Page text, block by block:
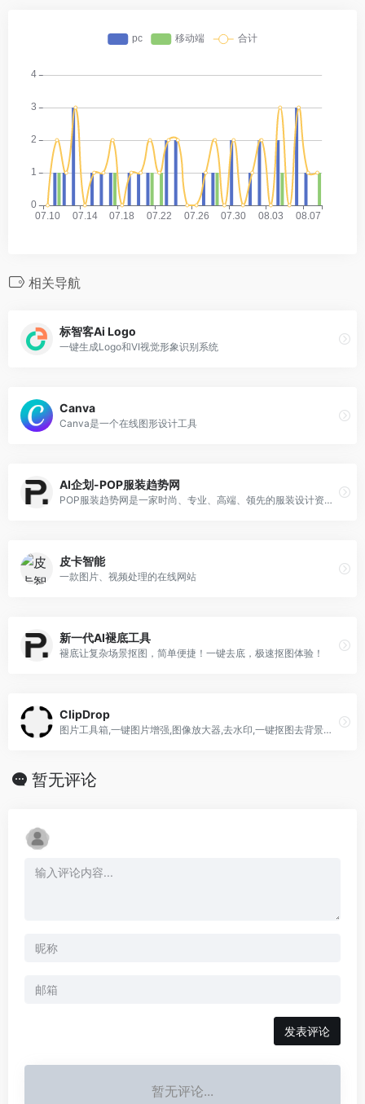
相关导航
标智客Ai Logo
一键生成Logo和VI视觉形象识别系统
Canva
Canva是一个在线图形设计工具
AI企划-POP服装趋势网
POP服装趋势网是一家时尚、专业、高端、领先的服装设计资讯网站，涵盖独立服装设计师作品、时装周秀场高清款式图片和时尚杂志书籍，从色彩、面料、图案印花、款式、灵感
皮卡智能
一款图片、视频处理的在线网站
新一代AI褪底工具
褪底让复杂场景抠图，简单便捷！一键去底，极速抠图体验！
ClipDrop
图片工具箱,一键图片增强,图像放大器,去水印,一键抠图去背景工具,智能打光神器,智能背景替换
暂无评论
发表评论
暂无评论...